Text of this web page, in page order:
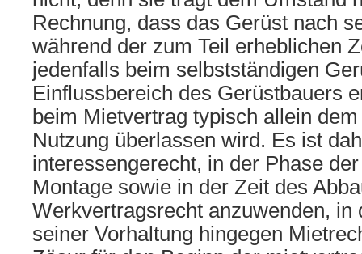
Rechnung, dass das Gerüst nach
während der zum Teil erheblichen
jedenfalls beim selbstständigen
Einflussbereich des Gerüstbauers
beim Mietvertrag typisch allein
Nutzung überlassen wird. Es ist
interessengerecht, in der Phase
Montage sowie in der Zeit des
Werkvertragsrecht anzuwenden, in
seiner Vorhaltung hingegen